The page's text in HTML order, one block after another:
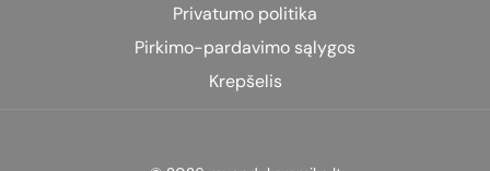
Privatumo politika
Pirkimo-pardavimo sąlygos
Krepšelis